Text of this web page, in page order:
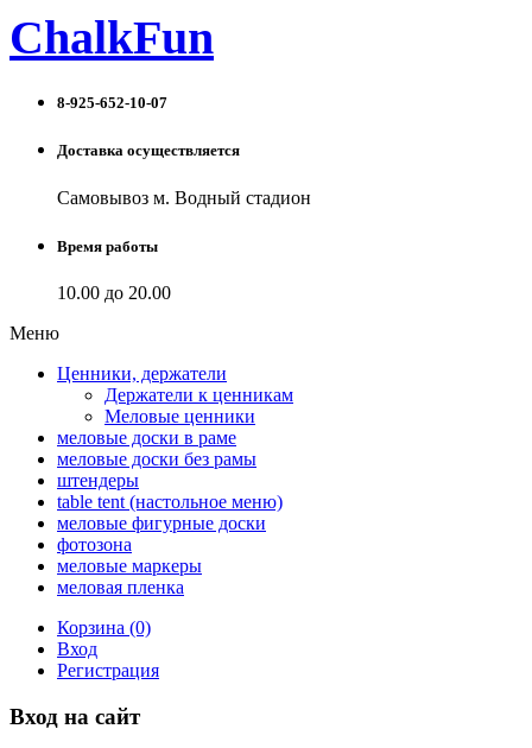
ChalkFun
8-925-652-10-07
Доставка осуществляется
Самовывоз м. Водный стадион
Время работы
10.00 до 20.00
Меню
Ценники, держатели
Держатели к ценникам
Меловые ценники
меловые доски в раме
меловые доски без рамы
штендеры
table tent (настольное меню)
меловые фигурные доски
фотозона
меловые маркеры
меловая пленка
Корзина (0)
Вход
Регистрация
Вход на сайт